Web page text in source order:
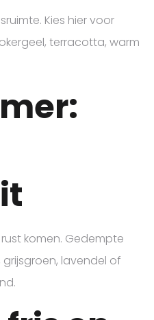
Kies hier voor
terracotta, warm
komen. Gedempte
lavendel of